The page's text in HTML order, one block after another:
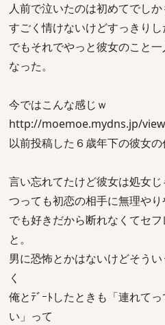
人前で泣いたのは初めてでしか
すごく情けないけどすっきりし
でもそれでやっと彼女のこと
なった。
今ではこんな感じｗ
http://moemoe.mydns.jp/
以前投稿した６歳年下の彼女の
言い忘れてたけど彼女は処女じ
つっても初恋の相手に無理やり
でも好きだから断れなくてセ
と。
男に恐怖とかはないけどそう
く
俺とﾃﾞｰﾄしたときも「連れて
い」って